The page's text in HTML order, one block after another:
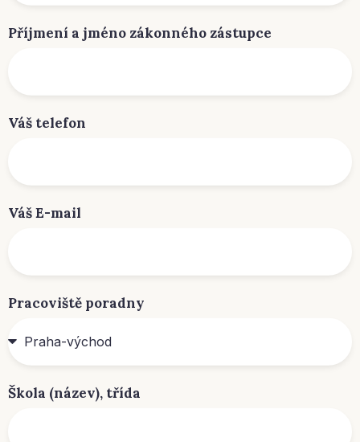
Příjmení a jméno zákonného zástupce
Váš telefon
Váš E-mail
Pracoviště poradny
Škola (název), třída